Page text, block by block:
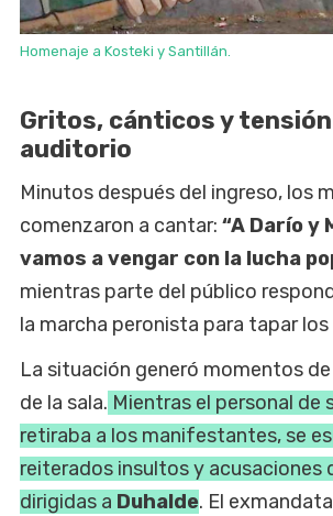
Homenaje a Kosteki y Santillán.
Gritos, cánticos y
auditorio
Minutos después del ingreso, los
comenzaron a cantar: “A Darío y
vamos a vengar con la lucha
mientras parte del público
la marcha peronista para tapar
La situación generó momentos
de la sala. Mientras el personal de
retiraba a los manifestantes, se
reiterados insultos y acusaciones
dirigidas a Duhalde. El